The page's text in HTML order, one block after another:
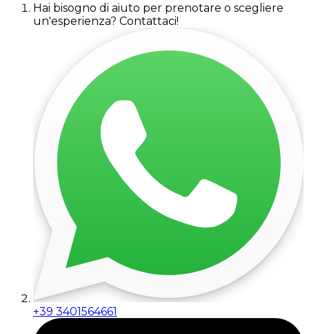
Hai bisogno di aiuto per prenotare o scegliere
un'esperienza? Contattaci!
+39 3401564661